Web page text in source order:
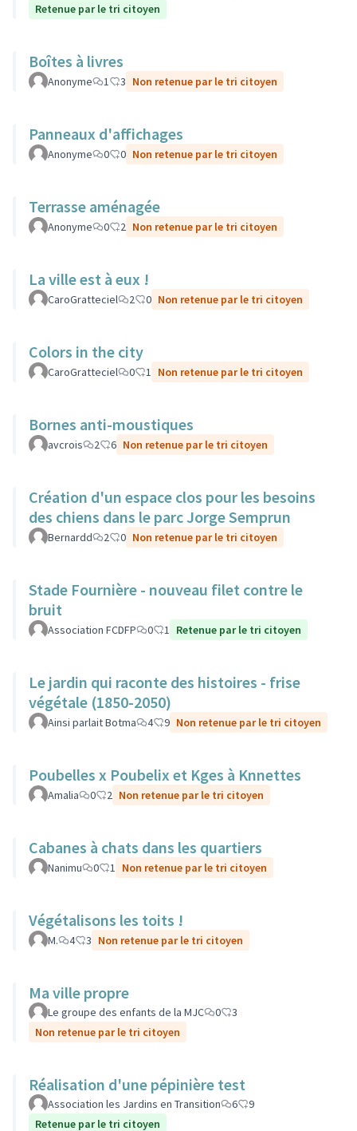
Retenue par le tri citoyen
Boîtes à livres
Anonyme 1 3 Non retenue par le tri citoyen
Panneaux d'affichages
Anonyme 0 0 Non retenue par le tri citoyen
Terrasse aménagée
Anonyme 0 2 Non retenue par le tri citoyen
La ville est à eux !
CaroGratteciel 2 0 Non retenue par le tri citoyen
Colors in the city
CaroGratteciel 0 1 Non retenue par le tri citoyen
Bornes anti-moustiques
avcrois 2 6 Non retenue par le tri citoyen
Création d'un espace clos pour les besoins
des chiens dans le parc Jorge Semprun
Bernardd 2 0 Non retenue par le tri citoyen
Stade Fournière - nouveau filet contre le
bruit
Association FCDFP 0 1 Retenue par le tri citoyen
Le jardin qui raconte des histoires - frise
végétale (1850-2050)
Ainsi parlait Botma 4 9 Non retenue par le tri citoyen
Poubelles x Poubelix et Kges à Knnettes
Amalia 0 2 Non retenue par le tri citoyen
Cabanes à chats dans les quartiers
Nanimu 0 1 Non retenue par le tri citoyen
Végétalisons les toits !
M. 4 3 Non retenue par le tri citoyen
Ma ville propre
Le groupe des enfants de la MJC 0
3
Non retenue par le tri citoyen
Réalisation d'une pépinière test
Association les Jardins en Transition 6
9
Retenue par le tri citoyen